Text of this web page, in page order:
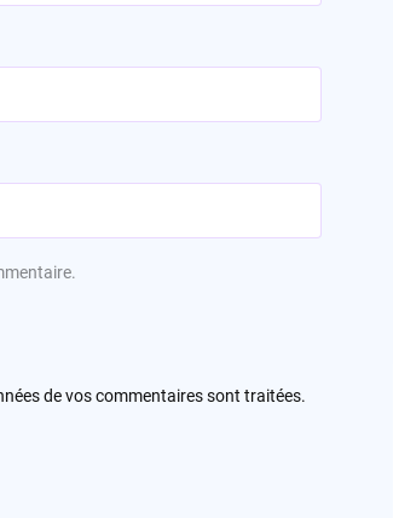
de vos commentaires sont traitées.